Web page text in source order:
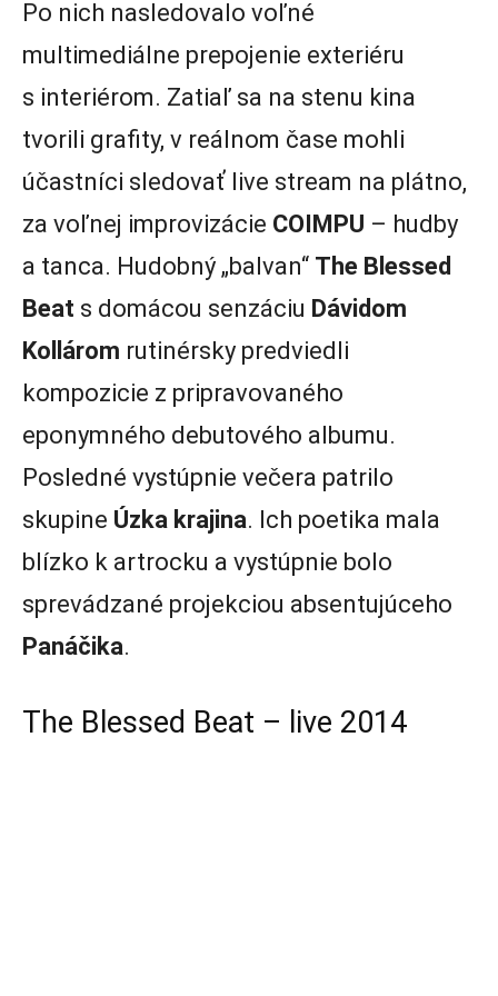
Po nich nasledovalo voľné
multimediálne prepojenie exteriéru
s interiérom. Zatiaľ sa na stenu kina
tvorili grafity, v reálnom čase mohli
účastníci sledovať live stream na plátno,
za voľnej improvizácie COIMPU – hudby
a tanca. Hudobný „balvan“ The Blessed
Beat s domácou senzáciu Dávidom
Kollárom rutinérsky predviedli
kompozicie z pripravovaného
eponymného debutového albumu.
Posledné vystúpnie večera patrilo
skupine Úzka krajina. Ich poetika mala
blízko k artrocku a vystúpnie bolo
sprevádzané projekciou absentujúceho
Panáčika.
The Blessed Beat – live 2014